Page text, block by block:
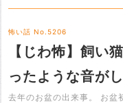
怖い話 No.5206
【じわ怖】飼い
ったような音が
去年のお盆の出来事。 お盆